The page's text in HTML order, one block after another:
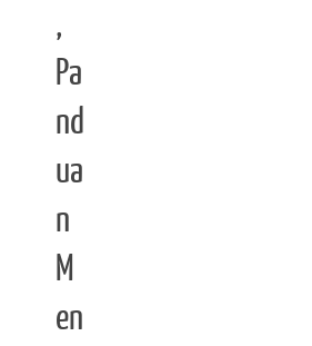
,
Pa
nd
ua
n
M
en